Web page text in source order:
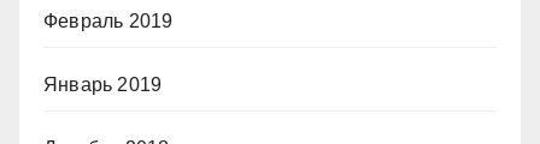
Февраль 2019
Январь 2019